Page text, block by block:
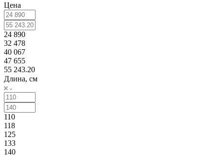
Цена
24 890
32 478
40 067
47 655
55 243.20
Длина, см
110
118
125
133
140